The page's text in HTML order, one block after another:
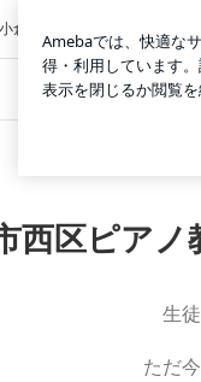
がとうございまし
小倉優子 息子2人とくら寿司
西区ピア
生
ただ